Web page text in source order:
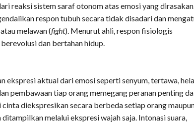
reaksi sistem saraf otonom atas emosi yang dirasakan.
respon tubuh secara tidak disadari dan
melawan (fight). Menurut ahli, respon fisiologis
dan bertahan hidup.
ekspresi aktual dari emosi seperti senyum, tertawa,
pembawaan tiap orang memegang peranan penting
diekspresikan secara berbeda setiap orang
melalui ekspresi wajah saja. Intonasi suara,